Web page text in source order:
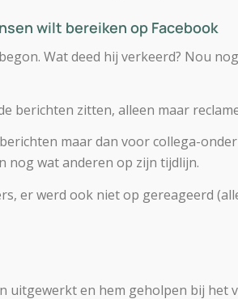
wilt bereiken op Facebook
Wat deed hij verkeerd? Nou
berichten zitten, alleen maar
maar dan voor collega-
nog wat anderen op zijn tijdlijn.
er werd ook niet op gereageerd
uitgewerkt en hem geholpen bij het